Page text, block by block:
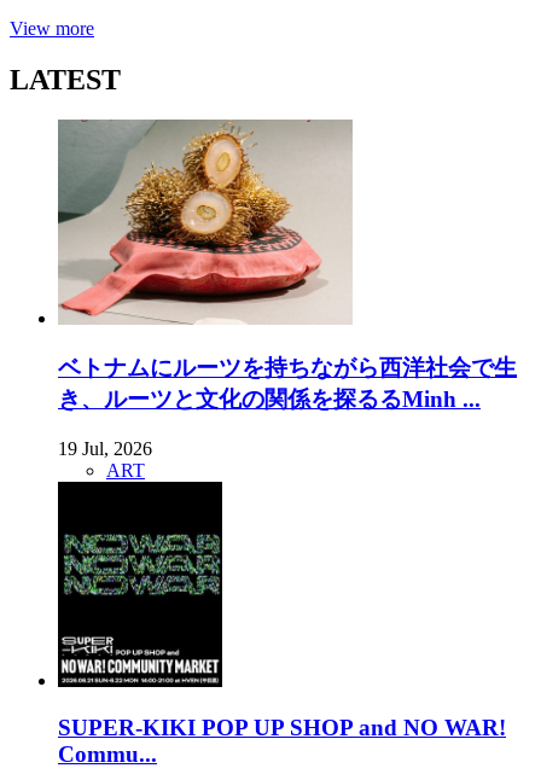
View more
LATEST
ベトナムにルーツを持ちながら西洋社会で生
き、ルーツと文化の関係を探るるMinh ...
19 Jul, 2026
ART
SUPER-KIKI POP UP SHOP and NO WAR!
Commu...